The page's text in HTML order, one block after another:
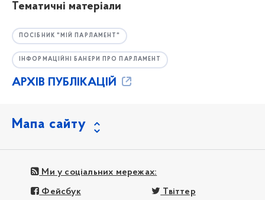
Тематичні матеріали
ПОСІБНИК "МІЙ ПАРЛАМЕНТ"
ІНФОРМАЦІЙНІ БАНЕРИ ПРО ПАРЛАМЕНТ
АРХІВ ПУБЛІКАЦІЙ
Мапа сайту
Ми у соціальних мережах:
Фейсбук Твіттер